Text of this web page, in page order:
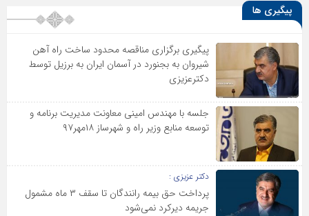
پیگیری ها
پیگیری برگزاری مناقصه محدود ساخت راه آهن
شیروان به بجنورد در آسمان ایران به برزیل توسط
دکترعزیزی
جلسه با مهندس امینی معاونت مدیریت برنامه و
توسعه منابع وزیر راه و شهرساز ۱۸مهر۹۷
دکتر عزیزی :
پرداخت حق بیمه رانندگان تا سقف ۳ ماه مشمول
جریمه دیرکرد نمی‌شود